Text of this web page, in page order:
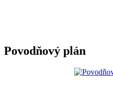
Povodňový plán